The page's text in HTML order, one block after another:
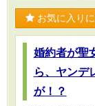
お気に入り
婚約者が聖
ら、ヤンデ
が！？